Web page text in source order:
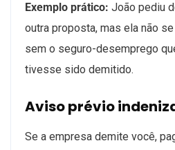
Exemplo prático: João pediu
outra proposta, mas ela não
sem o seguro-desemprego
tivesse sido demitido.
Aviso prévio
Se a empresa demite você,